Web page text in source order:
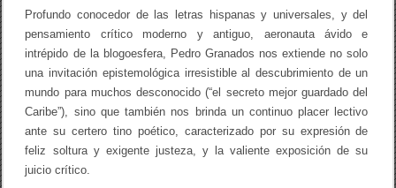
e
a
t
p
a
a
Profundo conocedor de las letras hispanas y universales, y del
pensamiento crítico moderno y antiguo, aeronauta ávido e
intrépido de la blogoesfera, Pedro Granados nos extiende no solo
una invitación epistemológica irresistible al descubrimiento de un
mundo para muchos desconocido (“el secreto mejor guardado del
Caribe”), sino que también nos brinda un continuo placer lectivo
ante su certero tino poético, caracterizado por su expresión de
feliz soltura y exigente justeza, y la valiente exposición de su
juicio crítico.